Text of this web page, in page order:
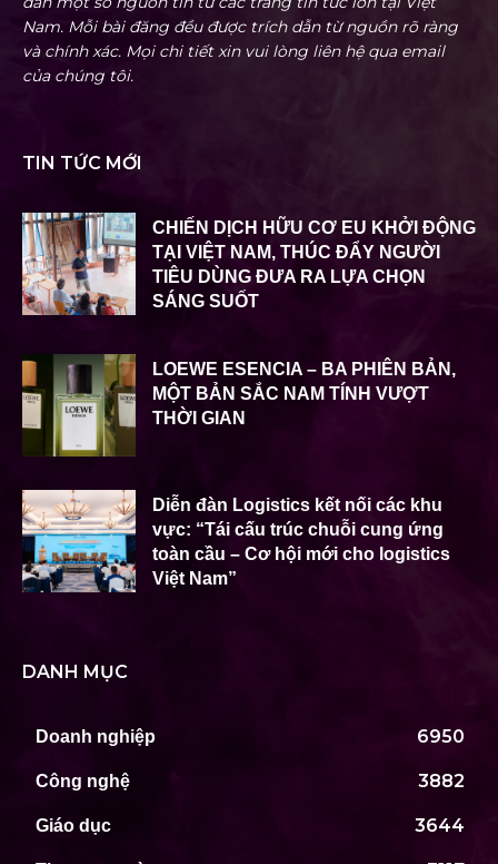
Nam. Mỗi bài đăng đều được trích dẫn từ nguồn rõ ràng
và chính xác. Mọi chi tiết xin vui lòng liên hệ qua email
của chúng tôi.
TIN TỨC MỚI
CHIẾN DỊCH HỮU CƠ EU KHỞI ĐỘNG
TẠI VIỆT NAM, THÚC ĐẨY NGƯỜI
TIÊU DÙNG ĐƯA RA LỰA CHỌN
SÁNG SUỐT
LOEWE ESENCIA – BA PHIÊN BẢN,
MỘT BẢN SẮC NAM TÍNH VƯỢT
THỜI GIAN
Diễn đàn Logistics kết nối các khu
vực: “Tái cấu trúc chuỗi cung ứng
toàn cầu – Cơ hội mới cho logistics
Việt Nam”
DANH MỤC
Doanh nghiệp 6950
Công nghệ 3882
Giáo dục 3644